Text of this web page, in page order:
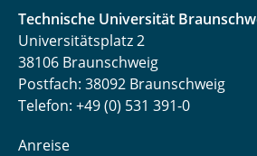
Technische Universität
Universitätsplatz 2
38106 Braunschweig
Postfach: 38092 Braunschweig
Telefon: +49 (0) 531 391-0
Anreise